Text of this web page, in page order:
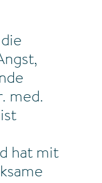
med.
hat mit